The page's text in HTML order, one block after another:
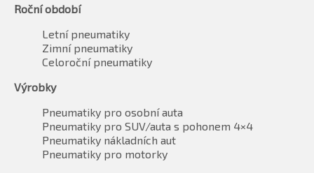
Roční období
Letní pneumatiky
Zimní pneumatiky
Celoroční pneumatiky
Výrobky
Pneumatiky pro osobní auta
Pneumatiky pro SUV/auta s pohonem 4×4
Pneumatiky nákladních aut
Pneumatiky pro motorky